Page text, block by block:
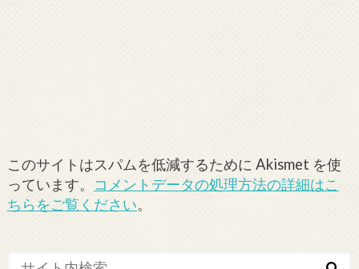
このサイトはスパムを低減するために Akismet を使
っています。 コメントデータの処理方法の詳細はこ
ちらをご覧ください。